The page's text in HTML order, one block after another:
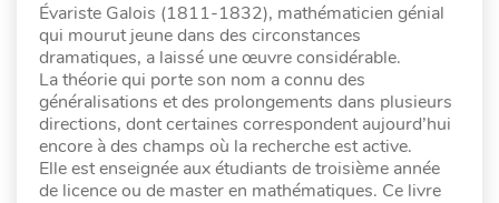
Évariste Galois (1811-1832), mathématicien génial
qui mourut jeune dans des circonstances
dramatiques, a laissé une œuvre considérable.
La théorie qui porte son nom a connu des
généralisations et des prolongements dans plusieurs
directions, dont certaines correspondent aujourd’hui
encore à des champs où la recherche est active.
Elle est enseignée aux étudiants de troisième année
de licence ou de master en mathématiques. Ce livre